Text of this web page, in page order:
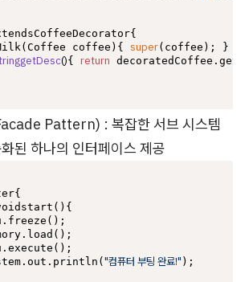
coffee){
super(coffee); }
(){ return
Pattern) : 복잡한 서브 시스템
된 하나의 인터페이스 제공
"컴퓨터 부팅 완료!" );